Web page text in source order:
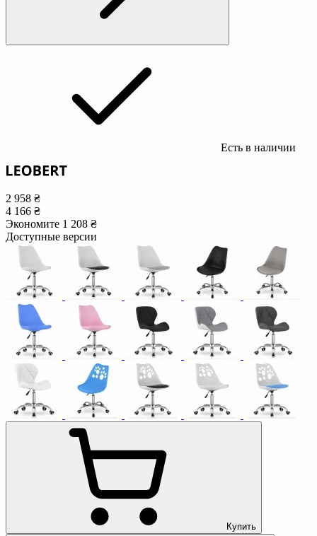
Есть в наличии
2 958 ₴
4 166 ₴
Экономите 1 208 ₴
Доступные версии
Купить